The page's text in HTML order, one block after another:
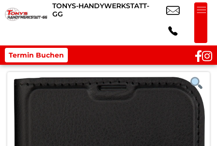
TONYS-HANDYWERKSTATT-
GG
Termin Buchen